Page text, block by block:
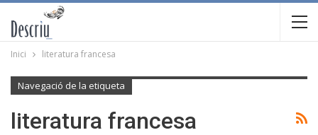
Inici literatura francesa
Navegació de la etiqueta
literatura francesa